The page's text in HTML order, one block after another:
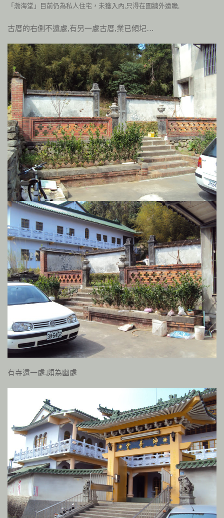
「渤海堂」目前仍為私人住宅，未獲入內,只淂在圍牆外遠瞻,
古厝的右側不遠處,有另一處古厝,業已傾圮…
有寺遠一處,頗為幽處